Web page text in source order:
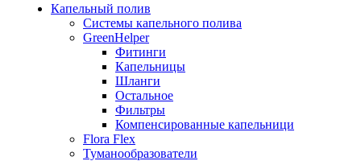
Капельный полив
Системы капельного полива
GreenHelper
Фитинги
Капельницы
Шланги
Остальное
Фильтры
Компенсированные капельници
Flora Flex
Туманообразователи